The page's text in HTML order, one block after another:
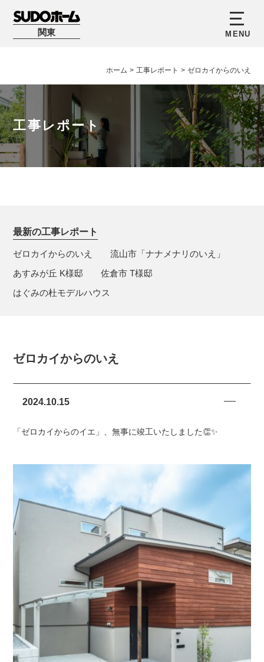
関東
ホーム > 工事レポート > ゼロカイからのいえ
工事レポート
最新の工事レポート
ゼロカイからのいえ
流山市「ナナメナリのいえ」
あすみが丘 K様邸
佐倉市 T様邸
はぐみの杜モデルハウス
ゼロカイからのいえ
2024.10.15
「ゼロカイからのイエ」、無事に竣工いたしました👏✨